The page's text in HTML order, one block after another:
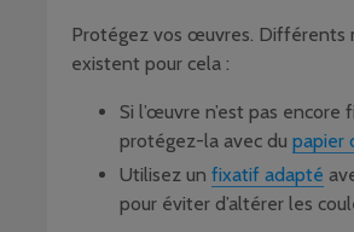
Protégez vos œuvres. Différents
existent pour cela :
Si l’œuvre n’est pas encore
protégez-la avec du papier
Utilisez un fixatif adapté
pour éviter d’altérer les